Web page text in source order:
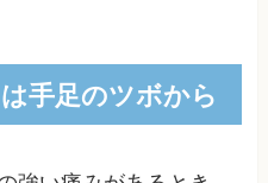
手足のツボから